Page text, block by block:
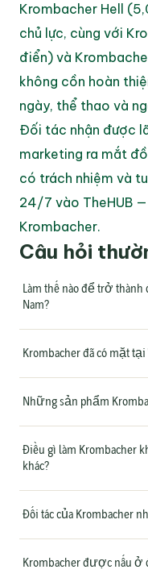
Krombacher Hell
chủ lực, cùng với
điển) và
không cồn hoàn
ngày, thể thao và
Đối tác nhận được
marketing ra mắt
có trách nhiệm và
24/7 vào TheHUB
Krombacher.
Câu hỏi
Làm thế nào để trở
Nam?
Krombacher đã có mặt
Những sản phẩm
Điều gì làm Krombacher
khác?
Đối tác của Krombacher
Krombacher được nấu ở